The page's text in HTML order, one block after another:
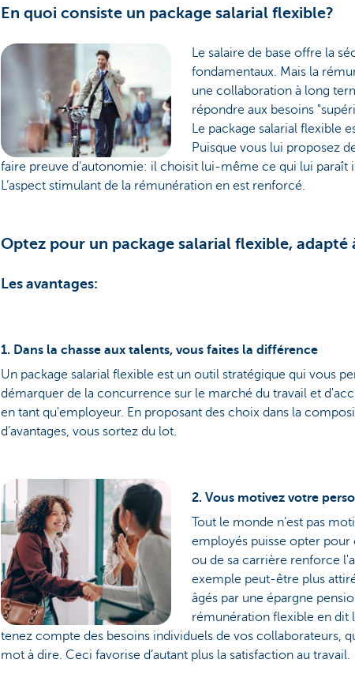
En quoi consiste un package salarial flexible?
Le salaire de base offre la
fondamentaux. Mais la
une collaboration à long
répondre aux besoins
Le package salarial flexible
Puisque vous lui proposez
faire preuve d'autonomie: il choisit lui-même ce qui lui paraît
L’aspect stimulant de la rémunération en est renforcé.
Optez pour un package salarial flexible,
Les avantages:
1. Dans la chasse aux talents, vous faites la différence
Un package salarial flexible est un outil stratégique qui vous
démarquer de la concurrence sur le marché du travail et
en tant qu'employeur. En proposant des choix dans la
d’avantages, vous sortez du lot.
2. Vous motivez votre
Tout le monde n’est pas
employés puisse opter
ou de sa carrière renforce
exemple peut-être plus
âgés par une épargne
rémunération flexible en dit
tenez compte des besoins individuels de vos collaborateurs,
mot à dire. Ceci favorise d’autant plus la satisfaction au travail.